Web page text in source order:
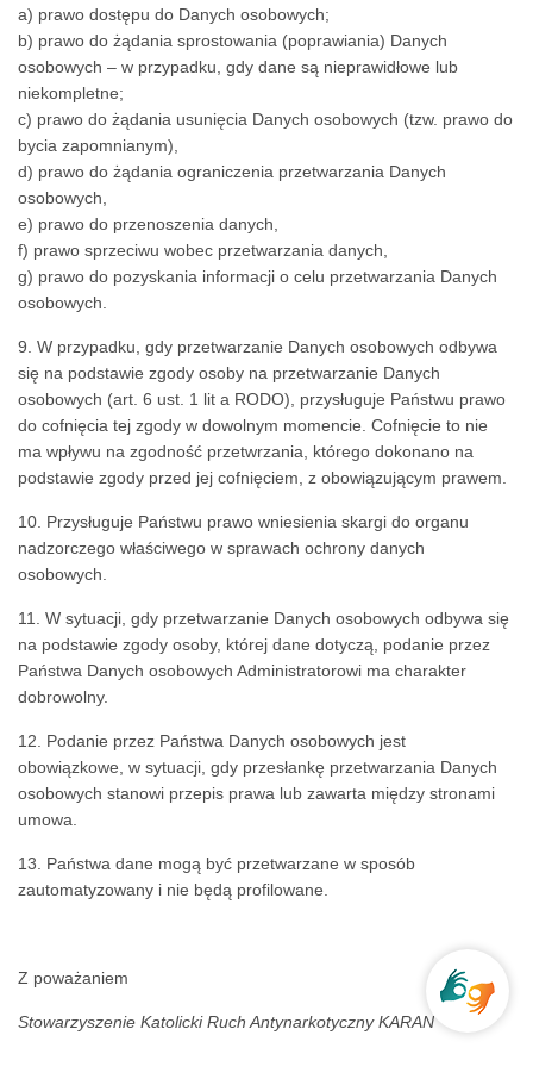
a) prawo dostępu do Danych osobowych;
b) prawo do żądania sprostowania (poprawiania) Danych
osobowych – w przypadku, gdy dane są nieprawidłowe lub
niekompletne;
c) prawo do żądania usunięcia Danych osobowych (tzw. prawo do
bycia zapomnianym),
d) prawo do żądania ograniczenia przetwarzania Danych
osobowych,
e) prawo do przenoszenia danych,
f) prawo sprzeciwu wobec przetwarzania danych,
g) prawo do pozyskania informacji o celu przetwarzania Danych
osobowych.
9. W przypadku, gdy przetwarzanie Danych osobowych odbywa
się na podstawie zgody osoby na przetwarzanie Danych
osobowych (art. 6 ust. 1 lit a RODO), przysługuje Państwu prawo
do cofnięcia tej zgody w dowolnym momencie. Cofnięcie to nie
ma wpływu na zgodność przetwrzania, którego dokonano na
podstawie zgody przed jej cofnięciem, z obowiązującym prawem.
10. Przysługuje Państwu prawo wniesienia skargi do organu
nadzorczego właściwego w sprawach ochrony danych
osobowych.
11. W sytuacji, gdy przetwarzanie Danych osobowych odbywa się
na podstawie zgody osoby, której dane dotyczą, podanie przez
Państwa Danych osobowych Administratorowi ma charakter
dobrowolny.
12. Podanie przez Państwa Danych osobowych jest
obowiązkowe, w sytuacji, gdy przesłankę przetwarzania Danych
osobowych stanowi przepis prawa lub zawarta między stronami
umowa.
13. Państwa dane mogą być przetwarzane w sposób
zautomatyzowany i nie będą profilowane.
Z poważaniem
Stowarzyszenie Katolicki Ruch Antynarkotyczny KARAN